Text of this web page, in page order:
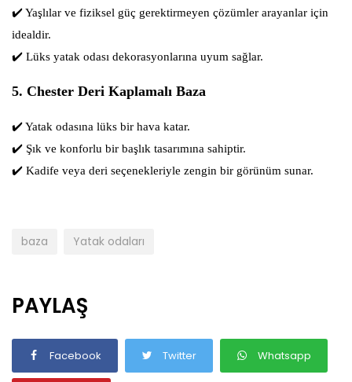
✔️Yaşlılar ve fiziksel güç gerektirmeyen çözümler arayanlar için
idealdir.
✔️ Lüks yatak odası dekorasyonlarına uyum sağlar.
5. Chester Deri Kaplamalı Baza
✔️Yatak odasına lüks bir hava katar.
✔️ Şık ve konforlu bir başlık tasarımına sahiptir.
✔️ Kadife veya deri seçenekleriyle zengin bir görünüm sunar.
baza Yatak odaları
PAYLAŞ
Facebook Twitter Whatsapp